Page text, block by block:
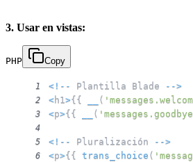
3. Usar en vistas:
PHP Copy
1 < ! -- Plantilla Blade -->
2 <h1>{{ (
3 <p>{{ (
4
5
< ! -- Pluralización -->
6 <p>{{ trans_choice (